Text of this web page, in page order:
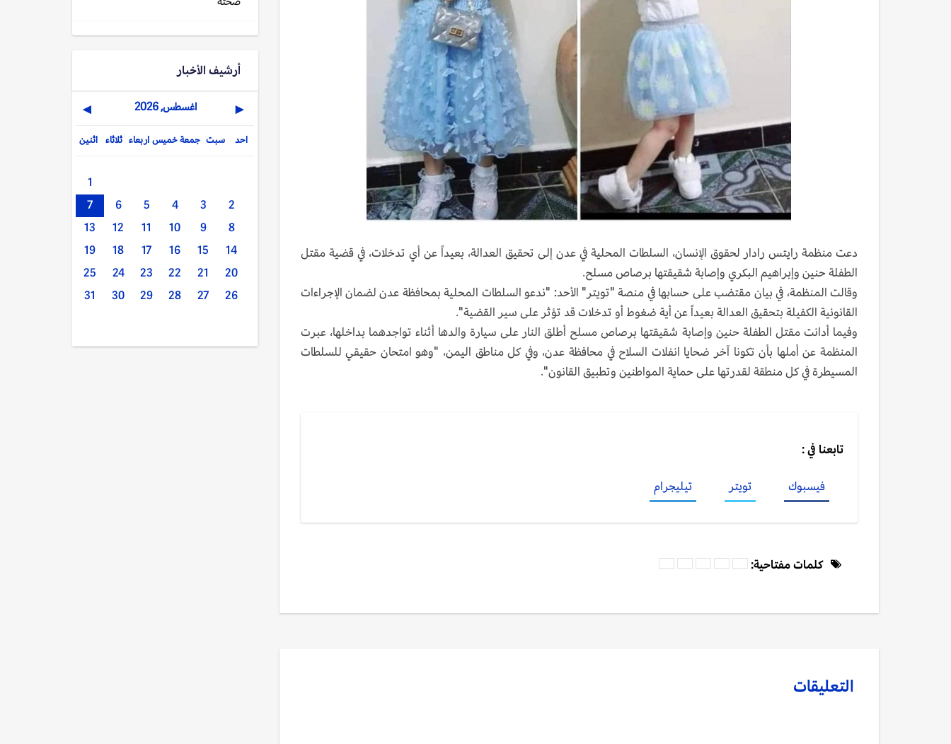
دعت منظمة رايتس رادار لحقوق الإنسان، السلطات المحلية في عدن إلى تحقيق العدالة، بعيداً عن أي تدخلات، في قضية مقتل
الطفلة حنين وإبراهيم البكري وإصابة شقيقتها برصاص مسلح.
وقالت المنظمة، في بيان مقتضب على حسابها في منصة "تويتر" الأحد: "ندعو السلطات المحلية بمحافظة ‎عدن لضمان الإجراءات
القانونية الكفيلة بتحقيق العدالة بعيداً عن أية ضغوط أو تدخلات قد تؤثر على سير القضية".
وفيما أدانت مقتل الطفلة حنين وإصابة شقيقتها برصاص مسلح أطلق النار على سيارة والدها أثناء تواجدهما بداخلها، عبرت
المنظمة عن أملها بأن تكونا آخر ضحايا انفلات السلاح في محافظة عدن، وفي كل مناطق اليمن، "وهو امتحان حقيقي للسلطات
المسيطرة في كل منطقة لقدرتها على حماية المواطنين وتطبيق القانون".
تابعنا في :
فيسبوك تويتر تيليجرام
كلمات مفتاحية:
التعليقات
أرشيف الأخبار
◀ اغسطس, 2026 ▶
اثنين ثلاثاء اربعاء خميس جمعة سبت احد
1
2
3
4
5
6
7
8
9
10
11
12
13
14
15
16
17
18
19
20
21
22
23
24
25
26
27
28
29
30
31